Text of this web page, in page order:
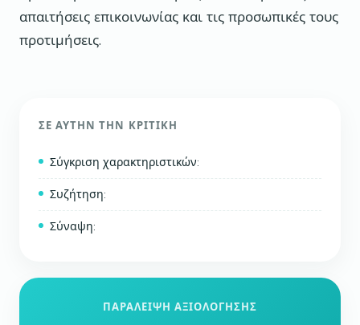
απαιτήσεις επικοινωνίας και τις προσωπικές τους
προτιμήσεις.
ΣΕ ΑΥΤΉΝ ΤΗΝ ΚΡΙΤΙΚΉ
Σύγκριση χαρακτηριστικών:
Συζήτηση:
Σύναψη:
ΠΑΡΆΛΕΙΨΗ ΑΞΙΟΛΌΓΗΣΗΣ